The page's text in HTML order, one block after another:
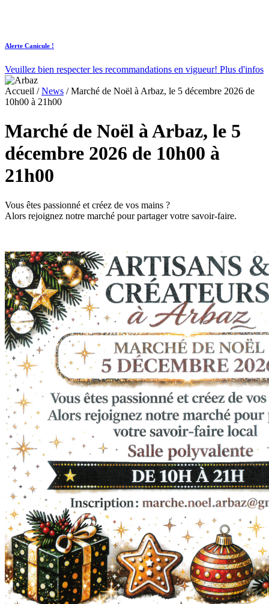
Alerte Canicule !
Veuillez bien respecter les recommandations en vigueur! Plus d'infos
Accueil /News /Marché de Noël à Arbaz, le 5 décembre 2026 de
10h00 à 21h00
Marché de Noël à Arbaz, le 5
décembre 2026 de 10h00 à
21h00
Vous êtes passionné et créez de vos mains ?
Alors rejoignez notre marché pour partager votre savoir-faire.